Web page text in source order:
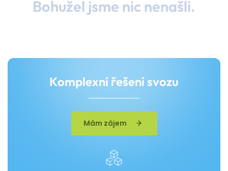
Bohužel jsme nic nenašli.
Komplexní řešení svozu
Mám zájem